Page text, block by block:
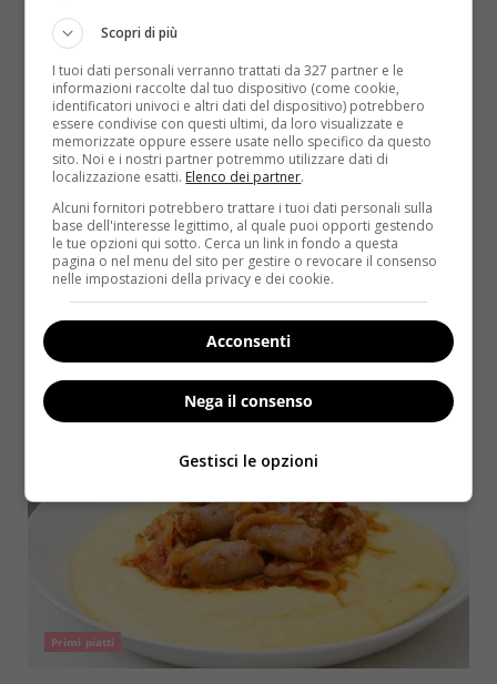
Notizie
Salsiccia, pancetta e hamburger causano il
cancro: “Pericolose come le sigarette”
Redazione 23 Ottobre 2015
McDonald, Burger King e gli altri fast food, ma anche
Read More
Primi piatti
Scopri di più
I tuoi dati personali verranno trattati da 327 partner e le
informazioni raccolte dal tuo dispositivo (come cookie,
identificatori univoci e altri dati del dispositivo) potrebbero
essere condivise con questi ultimi, da loro visualizzate e
memorizzate oppure essere usate nello specifico da questo
sito. Noi e i nostri partner potremmo utilizzare dati di
localizzazione esatti. Elenco dei partner.
Alcuni fornitori potrebbero trattare i tuoi dati personali sulla
base dell'interesse legittimo, al quale puoi opporti gestendo
le tue opzioni qui sotto. Cerca un link in fondo a questa
pagina o nel menu del sito per gestire o revocare il consenso
nelle impostazioni della privacy e dei cookie.
Acconsenti
Nega il consenso
Gestisci le opzioni